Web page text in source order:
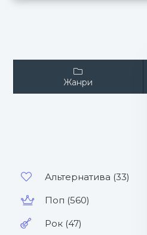
Жанри
Альтернатива (33)
Поп (560)
Рок (47)